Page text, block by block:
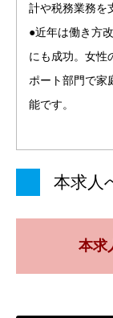
計や税務業務を
●近年は働き方
にも成功。女性
ポート部門で家
能です。
本求人
本求